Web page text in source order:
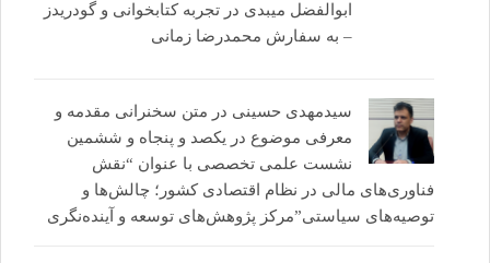
ابوالفضل میبدی در تجربه کتابخوانی و گودریدز
– به سفارش محمدرضا زمانی
سیدمهدی حسینی در متن سخنرانی مقدمه و
معرفی موضوع در یکصد و پنجاه و ششمین
نشست علمی تخصصی با عنوان “نقش
فناوری‌های مالی در نظام اقتصادی کشور؛ چالش‌ها و
توصیه‌های سیاستی”مرکز پژوهش‌های توسعه و آینده‌نگری